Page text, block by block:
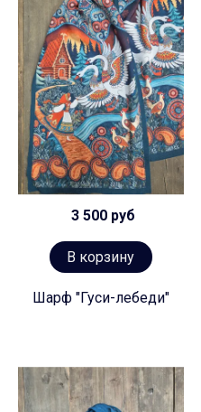
3 500 руб
В корзину
Шарф "Гуси-лебеди"